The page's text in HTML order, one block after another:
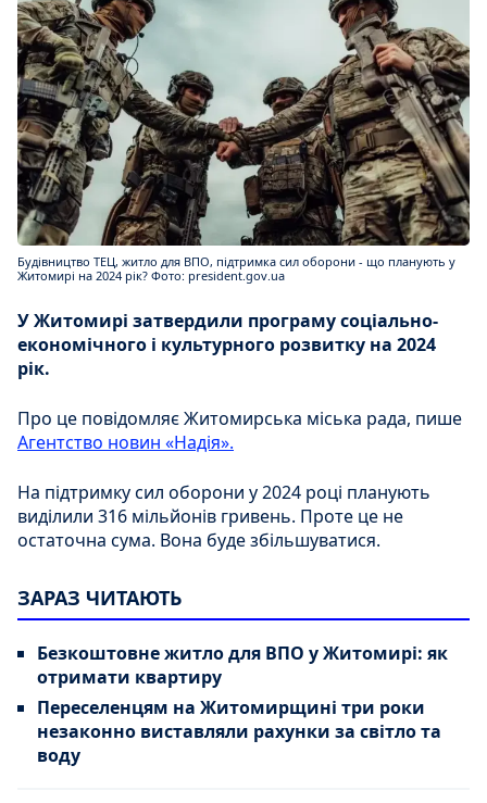
Будівництво ТЕЦ, житло для ВПО, підтримка сил оборони - що планують у
Житомирі на 2024 рік? Фото: president.gov.ua
У Житомирі затвердили програму соціально-
економічного і культурного розвитку на 2024
рік.
Про це повідомляє Житомирська міська рада, пише
Агентство новин «Надія».
На підтримку сил оборони у 2024 році планують
виділили 316 мільйонів гривень. Проте це не
остаточна сума. Вона буде збільшуватися.
ЗАРАЗ ЧИТАЮТЬ
Безкоштовне житло для ВПО у Житомирі: як
отримати квартиру
Переселенцям на Житомирщині три роки
незаконно виставляли рахунки за світло та
воду